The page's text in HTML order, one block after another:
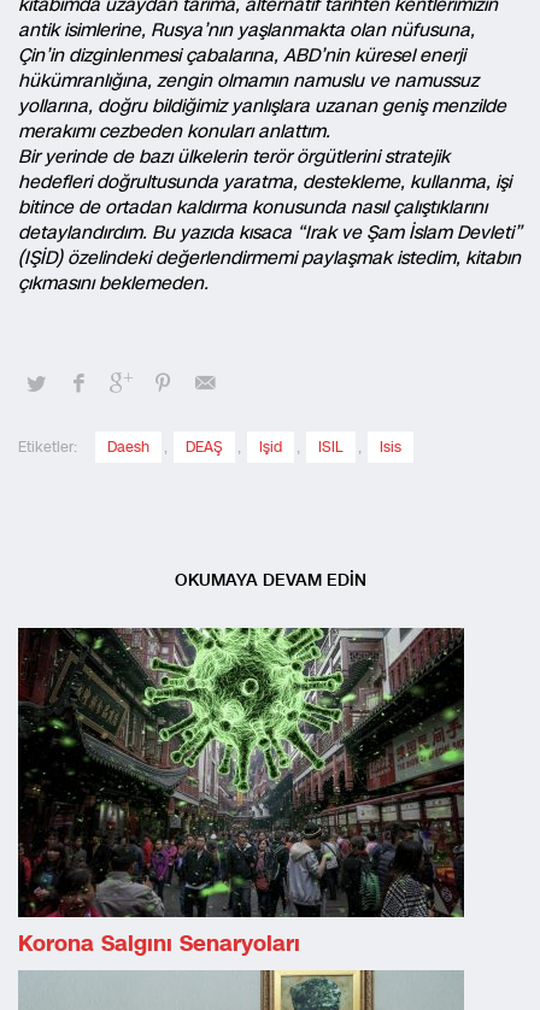
kitabımda uzaydan tarıma, alternatif tarihten kentlerimizin
antik isimlerine, Rusya’nın yaşlanmakta olan nüfusuna,
Çin’in dizginlenmesi çabalarına, ABD’nin küresel enerji
hükümranlığına, zengin olmamın namuslu ve namussuz
yollarına, doğru bildiğimiz yanlışlara uzanan geniş menzilde
merakımı cezbeden konuları anlattım.
Bir yerinde de bazı ülkelerin terör örgütlerini stratejik
hedefleri doğrultusunda yaratma, destekleme, kullanma, işi
bitince de ortadan kaldırma konusunda nasıl çalıştıklarını
detaylandırdım. Bu yazıda kısaca “Irak ve Şam İslam Devleti”
(IŞİD) özelindeki değerlendirmemi paylaşmak istedim, kitabın
çıkmasını beklemeden.
Etiketler: Daesh , DEAŞ , Işid , ISIL , Isis
OKUMAYA DEVAM EDİN
Korona Salgını Senaryoları